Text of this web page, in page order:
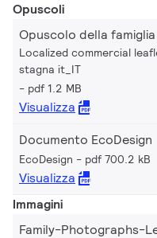
Opuscoli
Opuscolo della famiglia
Localized commercial
stagna it_IT
pdf 1.2 MB
Visualizza
Documento EcoDesign
EcoDesign pdf 700.2 kB
Visualizza
Immagini
Family-Photographs-